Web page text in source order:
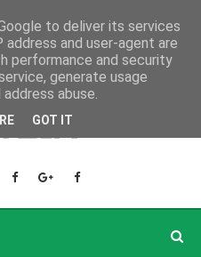
to deliver its services
and user-agent are
performance and security
generate usage
abuse.
GOT IT